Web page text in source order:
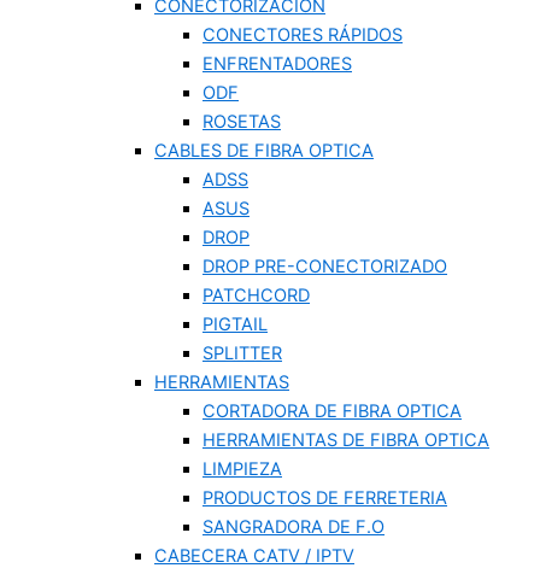
CONECTORIZACION
CONECTORES RÁPIDOS
ENFRENTADORES
ODF
ROSETAS
CABLES DE FIBRA OPTICA
ADSS
ASUS
DROP
DROP PRE-CONECTORIZADO
PATCHCORD
PIGTAIL
SPLITTER
HERRAMIENTAS
CORTADORA DE FIBRA OPTICA
HERRAMIENTAS DE FIBRA OPTICA
LIMPIEZA
PRODUCTOS DE FERRETERIA
SANGRADORA DE F.O
CABECERA CATV / IPTV